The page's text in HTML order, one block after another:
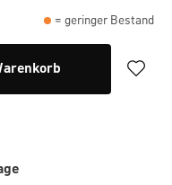
= geringer Bestand